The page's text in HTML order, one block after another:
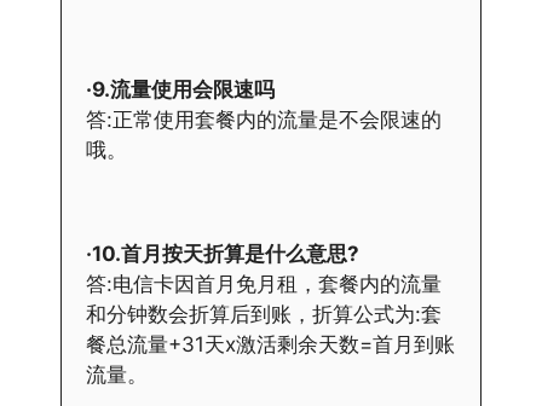
·9.流量使用会限速吗
答:正常使用套餐内的流量是不会限速的
哦。
·10.首月按天折算是什么意思?
答:电信卡因首月免月租，套餐内的流量
和分钟数会折算后到账，折算公式为:套
餐总流量+31天x激活剩余天数=首月到账
流量。